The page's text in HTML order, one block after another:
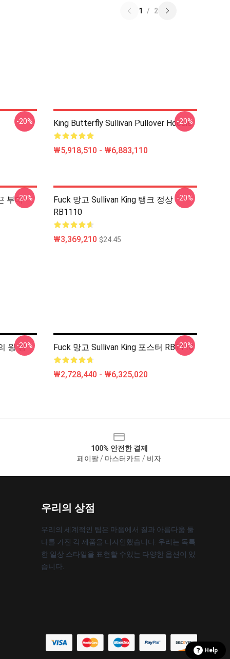
1 / 2
-20% King Butterfly Sullivan Pullover Hoodie
₩5,918,510 - ₩6,883,110
-20%
부대-20%
Fuck 망고 Sullivan King 탱크 정상
RB1110
₩3,369,210 $24.45
-20%
윙 킹
-20% Fuck 망고 Sullivan King 포스터 RB1110
₩2,728,440 - ₩6,325,020
-20%
100% 안전한 결제
페이팔 / 마스터카드 / 비자
우리의 상점
우리의 세계적인 팀은 마음에서 질과 아름다움 둘
다를 가진 각 제품을 디자인했습니다. 우리는 독특
한 일상 스타일을 표현할 수있는 다양한 옵션이 있
습니다.
Help